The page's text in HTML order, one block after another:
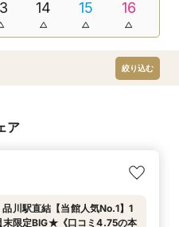
14 15 16
絞り込む
ア
品川駅直結【当館人気No.1】1
末限定BIG★《口コミ4.75の本